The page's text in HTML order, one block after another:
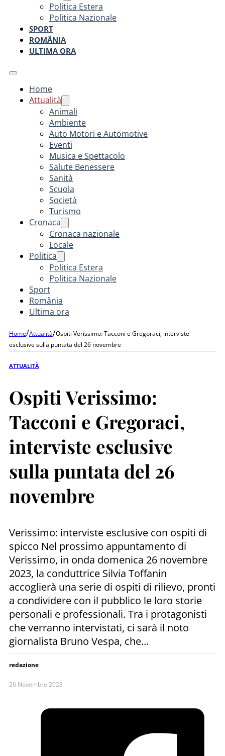
Politica Estera
Politica Nazionale
SPORT
ROMÂNIA
ULTIMA ORA
Home
Attualità
Animali
Ambiente
Auto Motori e Automotive
Eventi
Musica e Spettacolo
Salute Benessere
Sanità
Scuola
Società
Turismo
Cronaca
Cronaca nazionale
Locale
Politica
Politica Estera
Politica Nazionale
Sport
România
Ultima ora
Home/Attualità/Ospiti Verissimo: Tacconi e Gregoraci, interviste
esclusive sulla puntata del 26 novembre
ATTUALITÀ
Ospiti Verissimo:
Tacconi e Gregoraci,
interviste esclusive
sulla puntata del 26
novembre
Verissimo: interviste esclusive con ospiti di
spicco Nel prossimo appuntamento di
Verissimo, in onda domenica 26 novembre
2023, la conduttrice Silvia Toffanin
accoglierà una serie di ospiti di rilievo, pronti
a condividere con il pubblico le loro storie
personali e professionali. Tra i protagonisti
che verranno intervistati, ci sarà il noto
giornalista Bruno Vespa, che…
redazione
26 Novembre 2023